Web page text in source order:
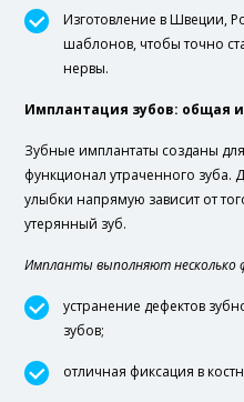
Изготовление в Швеции,
шаблонов, чтобы точно
нервы.
Имплантация зубов: общая
Зубные имплантаты созданы
функционал утраченного зуба.
улыбки напрямую зависит от
утерянный зуб.
Импланты выполняют несколько
устранение дефектов
зубов;
отличная фиксация в